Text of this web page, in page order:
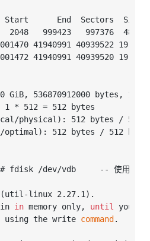
End  Sectors  Size
999423   997376  487M
41940991 40939522 19.5G
41940991 40939520 19.5G
GiB, 536870912000 bytes,
* 512 = 512 bytes
physical): 512 bytes / 512
optimal): 512 bytes / 512
fdisk /dev/vdb     -- 使用fdisk
(util-linux 2.27.1).
in memory only, until
you
using the write command .